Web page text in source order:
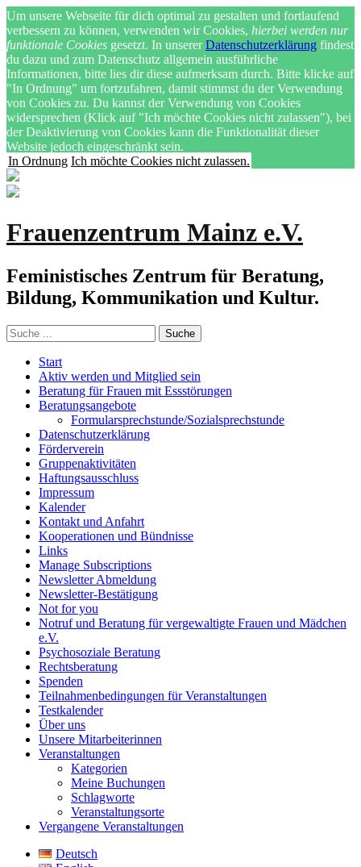
Um unsere Webseite für dich optimal zu gestalten und fortlaufend
verbessern zu können, verwenden wir Cookies, hierbei werden nur
funktionale Cookies gesetzt. In unsererDatenschutzerklärung findest
du dazu und zum Datenschutz allgemein ausführliche
Informationen, bitte lies dir diese aufmerksam durch. Bitte klicke auf
"In Ordnung" um fortzufahren, damit stimmst du der Verwendung
von Cookies zu. Du kannst der Verwendung von Cookies
widersprechen (Klick auf "Ich möchte Cookies nicht zulassen"), bei
der Deaktivierung von Cookies kann die Funktionalität dieser
Website jedoch eingeschränkt sein.
In Ordnung Ich möchte Cookies nicht zulassen.
Frauenzentrum Mainz e.V.
Feministisches Zentrum für Beratung,
Bildung, Kommunikation und Kultur.
Start
Aktiv werden und Mitglied sein
Beratung für Frauen mit Essstörungen
Beratungsangebote
Formularsprechstunde/Sozialsprechstunde
Datenschutzerklärung
Förderverein
Gruppenaktivitäten
Haftungsausschluss
Impressum
Kalender
Kontakt und Anfahrt
Kooperationen und Bündnisse
Links
Manage Subscriptions
Newsletter Abmeldung
Newsletter-Bestätigung
Not for you
Notruf und Beratung für vergewaltigte Frauen und Mädchen
e.V.
Psychosoziale Beratung
Rechtsberatung
Spenden
Teilnahmenbedingungen für Veranstaltungen
Testkalender
Über uns
Unsere Mitarbeiterinnen
Veranstaltungen
Kategorien
Meine Buchungen
Schlagworte
Veranstaltungsorte
Vergangene Veranstaltungen
Deutsch